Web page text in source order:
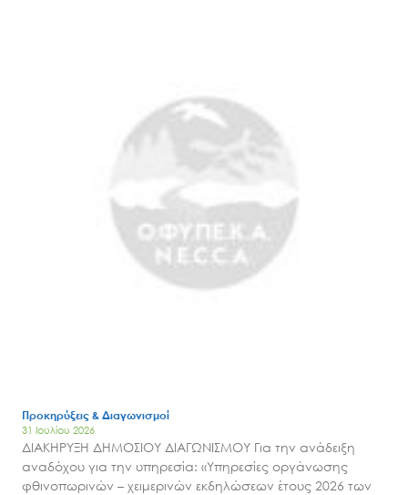
Search
for:
Προκηρύξεις & Διαγωνισμοί
31 Ιουλίου 2026
ΔΙΑΚΗΡΥΞΗ ΔΗΜΟΣΙΟΥ ΔΙΑΓΩΝΙΣΜΟΥ Για την ανάδειξη
αναδόχου για την υπηρεσία: «Υπηρεσίες οργάνωσης
φθινοπωρινών – χειμερινών εκδηλώσεων έτους 2026 των